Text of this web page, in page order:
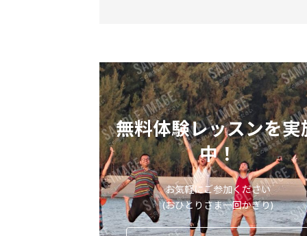
無料体験レッスンを実
中！
お気軽にご参加ください
(おひとりさま一回かぎり)